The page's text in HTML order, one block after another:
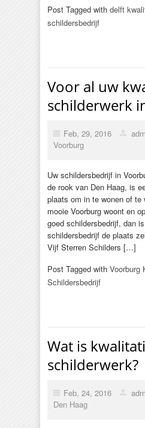
Post Tagged with delft
schildersbedrijf
Voor al uw
schilderwerk
Feb, 29, 2016
Voorburg
Uw schildersbedrijf in
de rook van Den Haag, is
plaats om in te wonen of
mooie Voorburg woont en
goed schildersbedrijf, dan
schildersbedrijf de plaats
Vijf Sterren Schilders […]
Post Tagged with Voorburg
Schildersbedrijf
Wat is
schilderwerk?
Feb, 24, 2016
Den Haag